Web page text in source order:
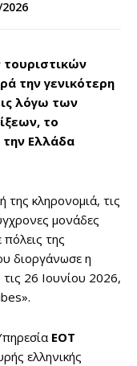
την γενικότερη
λόγω των
το
Ελλάδα
της κληρονομιά, τις
μονάδες
της
διοργάνωσε η
26 Ιουνίου 2026,
ΕΟΤ
ελληνικής